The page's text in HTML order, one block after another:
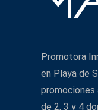
Promotora
en Playa de
promociones
de 2, 3 y 4